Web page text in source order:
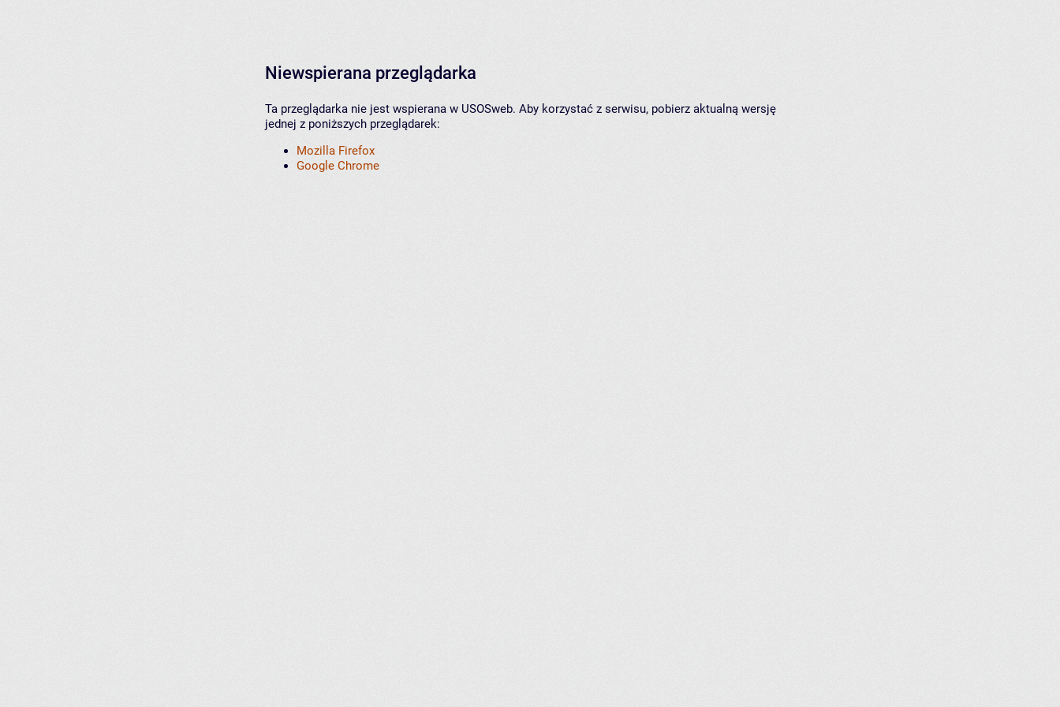
Niewspierana przeglądarka
Ta przeglądarka nie jest wspierana w USOSweb. Aby korzystać z serwisu, pobierz aktualną wersję
jednej z poniższych przeglądarek:
Mozilla Firefox
Google Chrome